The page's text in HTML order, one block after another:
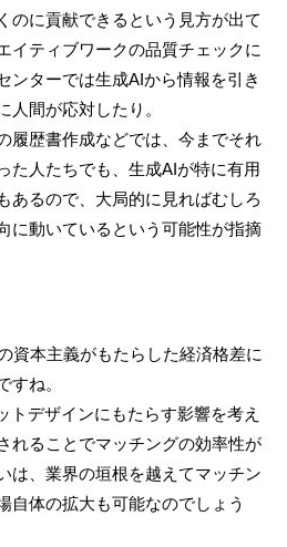
のに貢献できるという見方が出て
イティブワークの品質チェックに
ンターでは生成AIから情報を引き
人間が応対したり。
履歴書作成などでは、今までそれ
た人たちでも、生成AIが特に有用
あるので、大局的に見ればむしろ
に動いているという可能性が指摘
資本主義がもたらした経済格差に
すね。
トデザインにもたらす影響を考え
れることでマッチングの効率性が
は、業界の垣根を越えてマッチン
自体の拡大も可能なのでしょう